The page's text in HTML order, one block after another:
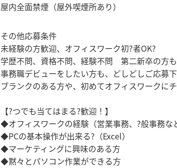
屋内全面禁煙（屋外喫煙所あり）
その他応募条件
未経験の方歓迎、オフィスワーク初?者OK?
学歴不問、資格不問、経験不問 第二新卒の方も
事務職デビューをしたい方も、どしどしご応募下
ブランクのある方や、初めてオフィスワークに
【?つでも当てはまる?歓迎！】
◆オフィスワークの経験（営業事務、?般事務な
◆PCの基本操作が出来る?（Excel）
◆マーケティングに興味のある方
◆黙々とパソコン作業ができる方